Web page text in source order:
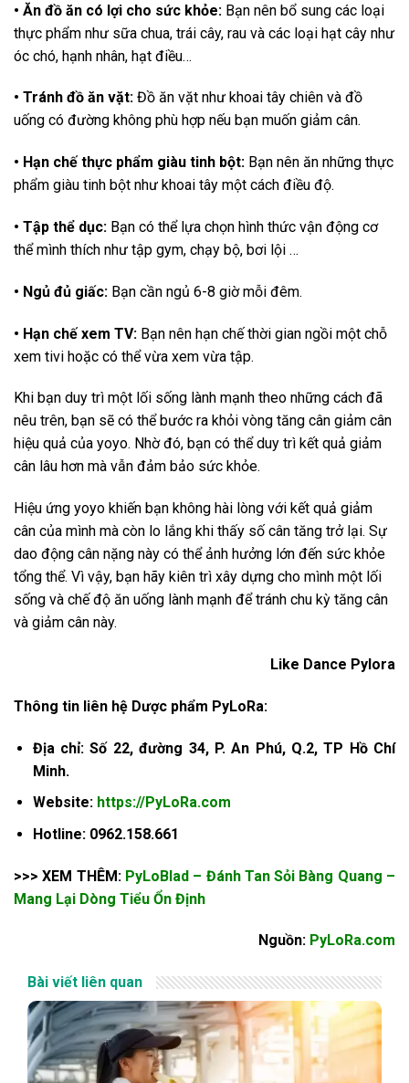
• Ăn đồ ăn có lợi cho sức khỏe: Bạn nên bổ sung các loại
thực phẩm như sữa chua, trái cây, rau và các loại hạt cây như
óc chó, hạnh nhân, hạt điều…
• Tránh đồ ăn vặt: Đồ ăn vặt như khoai tây chiên và đồ
uống có đường không phù hợp nếu bạn muốn giảm cân.
• Hạn chế thực phẩm giàu tinh bột: Bạn nên ăn những thực
phẩm giàu tinh bột như khoai tây một cách điều độ.
• Tập thể dục: Bạn có thể lựa chọn hình thức vận động cơ
thể mình thích như tập gym, chạy bộ, bơi lội …
• Ngủ đủ giấc: Bạn cần ngủ 6-8 giờ mỗi đêm.
• Hạn chế xem TV: Bạn nên hạn chế thời gian ngồi một chỗ
xem tivi hoặc có thể vừa xem vừa tập.
Khi bạn duy trì một lối sống lành mạnh theo những cách đã
nêu trên, bạn sẽ có thể bước ra khỏi vòng tăng cân giảm cân
hiệu quả của yoyo. Nhờ đó, bạn có thể duy trì kết quả giảm
cân lâu hơn mà vẫn đảm bảo sức khỏe.
Hiệu ứng yoyo khiến bạn không hài lòng với kết quả giảm
cân của mình mà còn lo lắng khi thấy số cân tăng trở lại. Sự
dao động cân nặng này có thể ảnh hưởng lớn đến sức khỏe
tổng thể. Vì vậy, bạn hãy kiên trì xây dựng cho mình một lối
sống và chế độ ăn uống lành mạnh để tránh chu kỳ tăng cân
và giảm cân này.
Like Dance Pylora
Thông tin liên hệ Dược phẩm PyLoRa:
Địa chỉ: Số 22, đường 34, P. An Phú, Q.2, TP Hồ Chí
Minh.
Website: https://PyLoRa.com
Hotline: 0962.158.661
>>> XEM THÊM: PyLoBlad – Đánh Tan Sỏi Bàng Quang –
Mang Lại Dòng Tiểu Ổn Định
Nguồn: PyLoRa.com
Bài viết liên quan